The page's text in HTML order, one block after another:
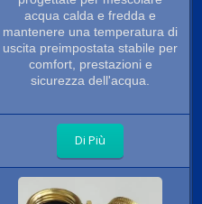
acqua calda e fredda e
mantenere una temperatura di
uscita preimpostata stabile per
comfort, prestazioni e
sicurezza dell'acqua.
Di Più